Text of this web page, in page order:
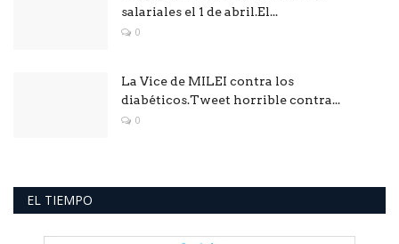
salariales el 1 de abril.El...
0
La Vice de MILEI contra los
diabéticos.Tweet horrible contra...
0
EL TIEMPO